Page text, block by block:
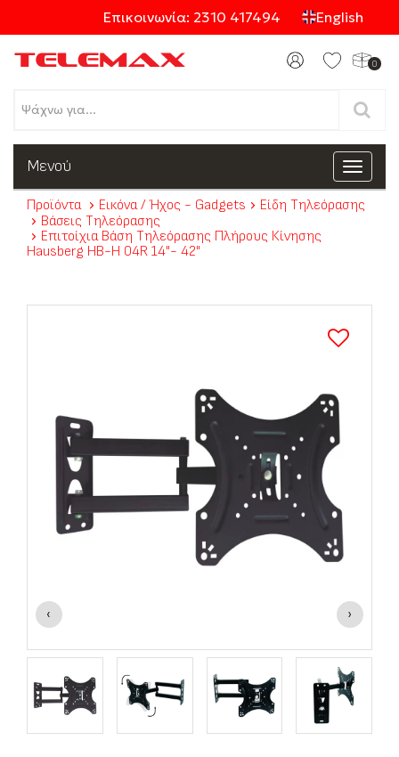
Επικοινωνία: 2310 417494 English
0
Προϊόντα
Κατηγορίες
Toggle
Μενού
Προϊόντα Εικόνα / Ήχος - Gadgets
Είδη Τηλεόρασης
Βάσεις Τηλεόρασης
Επιτοίχια Βάση Τηλεόρασης Πλήρους Κίνησης
Hausberg HB-H 04R 14"- 42"
‹ ›